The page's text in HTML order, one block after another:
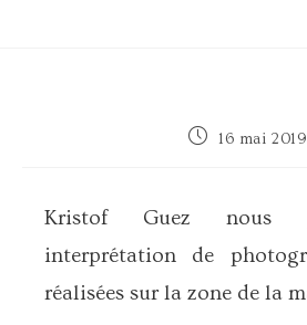
Publication
16 mai 2019
Kristof Guez nous
interprétation de
réalisées sur la zone de la